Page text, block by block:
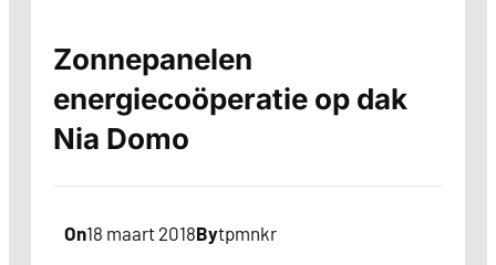
Zonnepanelen
energiecoöperatie op dak
Nia Domo
On18 maart 2018Bytpmnkr